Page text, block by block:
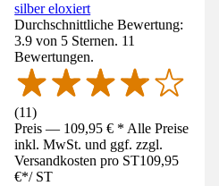
silber eloxiert
Durchschnittliche Bewertung:
3.9 von 5 Sternen. 11
Bewertungen.
(11)
Preis — 109,95 € * Alle Preise
inkl. MwSt. und ggf. zzgl.
Versandkosten pro ST109,95
€*/ ST